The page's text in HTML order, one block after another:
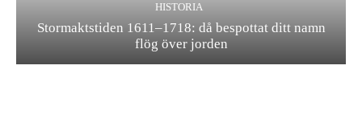
HISTORIA
Stormaktstiden 1611–1718: då bespottat ditt namn
flög över jorden